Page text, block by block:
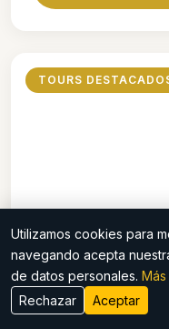
TOURS
Waqrapukara
Utilizamos cookies para
navegando acepta
de datos personales.
Rechazar
Aceptar